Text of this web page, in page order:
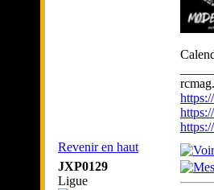
Revenir en haut
JXP0129
Ligue